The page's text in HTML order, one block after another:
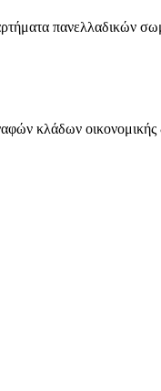
πανελλαδικών
κλάδων οικονομικής